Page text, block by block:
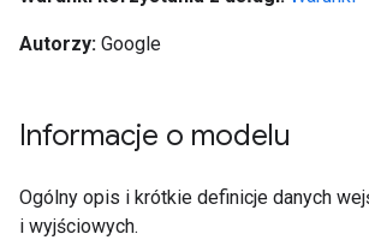
Autorzy: Google
Informacje o modelu
Ogólny opis i krótkie definicje danych
i wyjściowych.